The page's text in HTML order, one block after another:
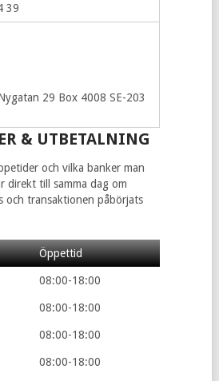
39
29 Box 4008 SE-203
& UTBETALNING
och vilka banker man
direkt till samma dag om
och transaktionen påbörjats
Öppettid
08:00-18:00
08:00-18:00
08:00-18:00
08:00-18:00